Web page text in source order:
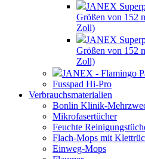
JANEX
Größen von 152
Zoll)
JANEX
Größen von 152
Zoll)
JANEX - Flamingo
Fusspad Hi-Pro
Verbrauchsmaterialien
Bonlin Klinik-
Mikrofasertücher
Feuchte
Flach-Mops mit
Einweg-Mops